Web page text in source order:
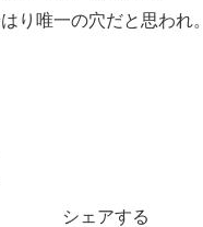
り唯一の穴だと思われ。
シェアする